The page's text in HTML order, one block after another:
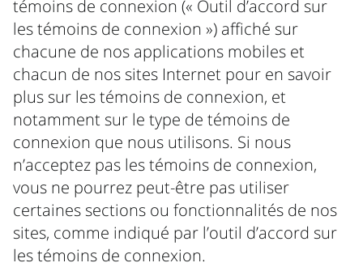
témoins de connexion (« Outil d’accord sur
les témoins de connexion ») affiché sur
chacune de nos applications mobiles et
chacun de nos sites Internet pour en savoir
plus sur les témoins de connexion, et
notamment sur le type de témoins de
connexion que nous utilisons. Si nous
n’acceptez pas les témoins de connexion,
vous ne pourrez peut-être pas utiliser
certaines sections ou fonctionnalités de nos
sites, comme indiqué par l’outil d’accord sur
les témoins de connexion.